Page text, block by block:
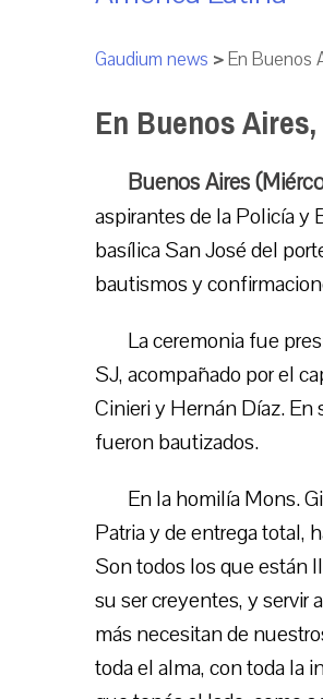
Gaudium news >En Buenos
En Buenos
Buenos Aires
aspirantes de la Policía y
basílica San José del
bautismos y
La ceremonia fue
SJ, acompañado por el
Cinieri y Hernán Díaz.
fueron bautizados.
En la homilía Mons.
Patria y de entrega total,
Son todos los que están
su ser creyentes, y servir
más necesitan de
toda el alma, con toda la